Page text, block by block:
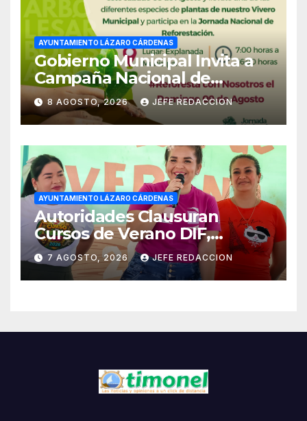
AYUNTAMIENTO LÁZARO CÁRDENAS
Gobierno Municipal Invita a
Campaña Nacional de
Reforestación
8 AGOSTO, 2026 JEFE REDACCION
AYUNTAMIENTO LÁZARO CÁRDENAS
Autoridades Clausuran
Cursos de Verano DIF,
Seguridad Pública y Casa de
Cultura 2026
7 AGOSTO, 2026 JEFE REDACCION